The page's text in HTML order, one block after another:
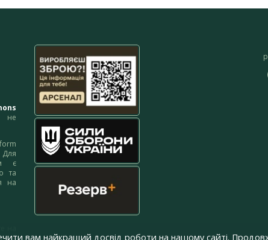
не
Для
є
та
на
вам найкращий досвід роботи на нашому сайті.